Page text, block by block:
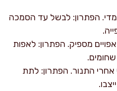
מדי. הפתרון: לבשל עד הסמכה
מספיק. הפתרון: לאפות
אחרי התנור. הפתרון: לתת